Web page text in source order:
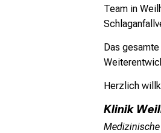
Team in
Das
Herzlich
Klinik